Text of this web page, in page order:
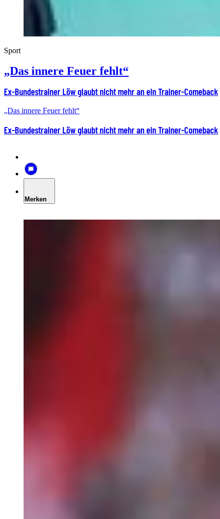
Sport
„Das innere Feuer fehlt“
Ex-Bundestrainer Löw glaubt nicht mehr an ein Trainer-Comeback
„Das innere Feuer fehlt“
Ex-Bundestrainer Löw glaubt nicht mehr an ein Trainer-Comeback
Merken